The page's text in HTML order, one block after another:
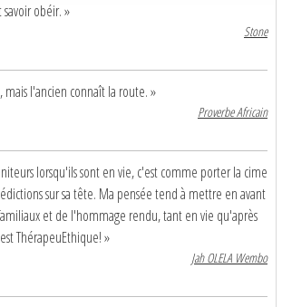
savoir obéir. »
Stone
l'ancien connaît la route. »
Proverbe Africain
lorsqu'ils sont en vie, c'est comme porter la cime
sur sa tête. Ma pensée tend à mettre en avant
et de l'hommage rendu, tant en vie qu'après
ThérapeuEthique! »
Jah OLELA Wembo